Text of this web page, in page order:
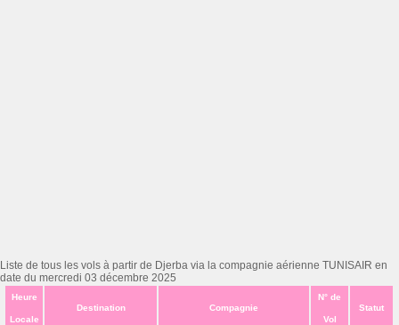
Liste de tous les vols à partir de Djerba via la compagnie aérienne TUNISAIR en
date du mercredi 03 décembre 2025
Heure
Locale
Destination Compagnie
N° de
Vol
Statut